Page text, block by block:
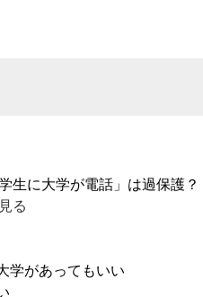
生に大学が電話」は過保護？
る
学があってもいい